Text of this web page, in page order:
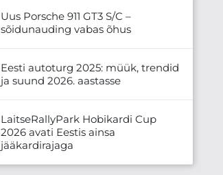
Uus Porsche 911 GT3 S/C –
sõidunauding vabas õhus
Eesti autoturg 2025: müük, trendid
ja suund 2026. aastasse
LaitseRallyPark Hobikardi Cup
2026 avati Eestis ainsa
jääkardirajaga